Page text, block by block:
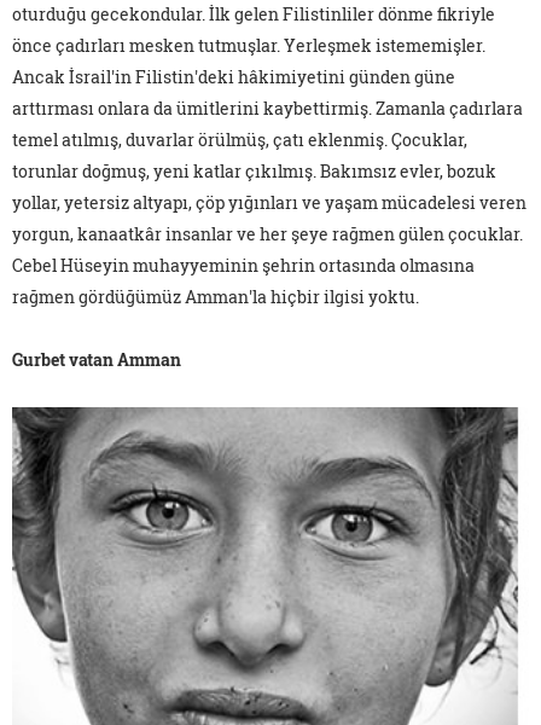
oturduğu gecekondular. İlk gelen Filistinliler dönme fikriyle
önce çadırları mesken tutmuşlar. Yerleşmek istememişler.
Ancak İsrail'in Filistin'deki hâkimiyetini günden güne
arttırması onlara da ümitlerini kaybettirmiş. Zamanla çadırlara
temel atılmış, duvarlar örülmüş, çatı eklenmiş. Çocuklar,
torunlar doğmuş, yeni katlar çıkılmış. Bakımsız evler, bozuk
yollar, yetersiz altyapı, çöp yığınları ve yaşam mücadelesi veren
yorgun, kanaatkâr insanlar ve her şeye rağmen gülen çocuklar.
Cebel Hüseyin muhayyeminin şehrin ortasında olmasına
rağmen gördüğümüz Amman'la hiçbir ilgisi yoktu.
Gurbet vatan Amman